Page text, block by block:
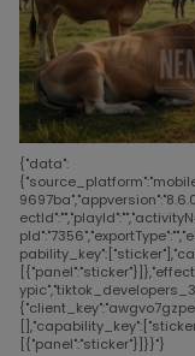
{"data":
[{"panel":"sticker"}]}}"}